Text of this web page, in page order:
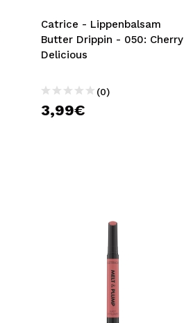
Catrice - Lippenbalsam
Butter Drippin - 050: Cherry
Delicious
(0)
3,99€